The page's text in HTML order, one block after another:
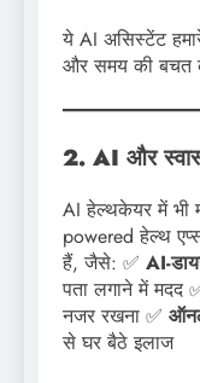
ये AI असिस्टेंट
और समय की बचत
2. AI और
AI हेल्थकेयर में भी
powered हेल्थ
हैं, जैसे: ✅ AI-
पता लगाने में मदद
नजर रखना ✅
से घर बैठे इलाज